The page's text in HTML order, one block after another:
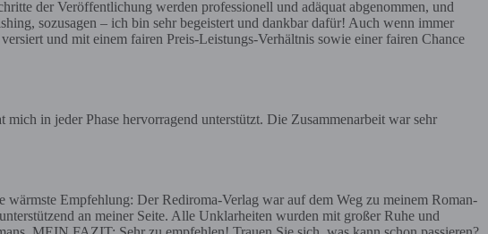
der Veröffentlichung werden professionell und adäquat abgenommen, und
sozusagen – ich bin sehr begeistert und dankbar dafür! Auch wenn immer
und mit einem fairen Preis-Leistungs-Verhältnis sowie einer fairen Chance
in jeder Phase hervorragend unterstützt. Die Zusammenarbeit war sehr
Empfehlung: Der Rediroma-Verlag war auf dem Weg zu meinem Roman-
an meiner Seite. Alle Unklarheiten wurden mit großer Ruhe und